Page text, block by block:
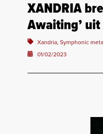
XANDRIA
Awaiting’
Xandria, Symphonic
01/02/2023